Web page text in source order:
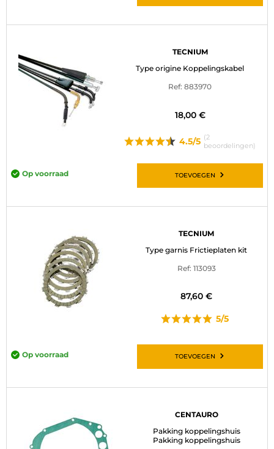
TECNIUM
Type origine Koppelingskabel
Ref: 883970
18,00 €
4.5/5 (2
beoordelingen)
Op voorraad TOEVOEGEN
TECNIUM
Type garnis Frictieplaten kit
Ref: 113093
87,60 €
5/5
Op voorraad TOEVOEGEN
CENTAURO
Pakking koppelingshuis
Pakking koppelingshuis